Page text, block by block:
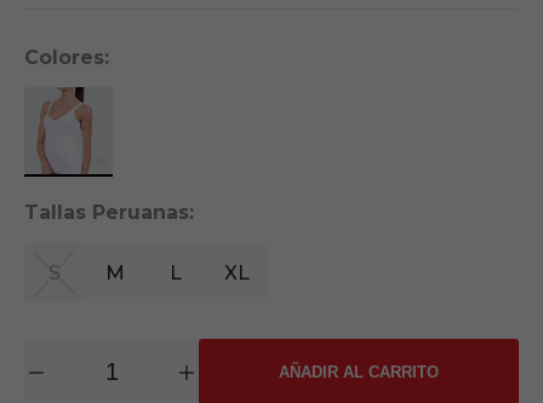
Colores:
Tallas Peruanas:
S M L XL
AÑADIR AL CARRITO